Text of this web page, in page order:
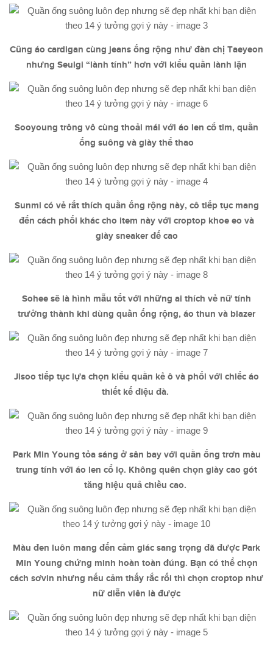
Cũng áo cardigan cùng jeans ống rộng như đàn chị Taeyeon
nhưng Seulgi “lành tính” hơn với kiểu quần lành lặn
Sooyoung trông vô cùng thoải mái với áo len cổ tim, quần
ống suông và giày thể thao
Sunmi có vẻ rất thích quần ống rộng này, cô tiếp tục mang
đến cách phối khác cho item này với croptop khoe eo và
giày sneaker đế cao
Sohee sẽ là hình mẫu tốt với những ai thích vẻ nữ tính
trưởng thành khi dùng quần ống rộng, áo thun và blazer
Jisoo tiếp tục lựa chọn kiểu quần kẻ ô và phối với chiếc áo
thiết kế điệu đà.
Park Min Young tỏa sáng ở sân bay với quần ống trơn màu
trung tính với áo len cổ lọ. Không quên chọn giày cao gót
tăng hiệu quả chiều cao.
Màu đen luôn mang đến cảm giác sang trọng đã được Park
Min Young chứng minh hoàn toàn đúng. Bạn có thể chọn
cách sơvin nhưng nếu cảm thấy rắc rối thì chọn croptop như
nữ diễn viên là được